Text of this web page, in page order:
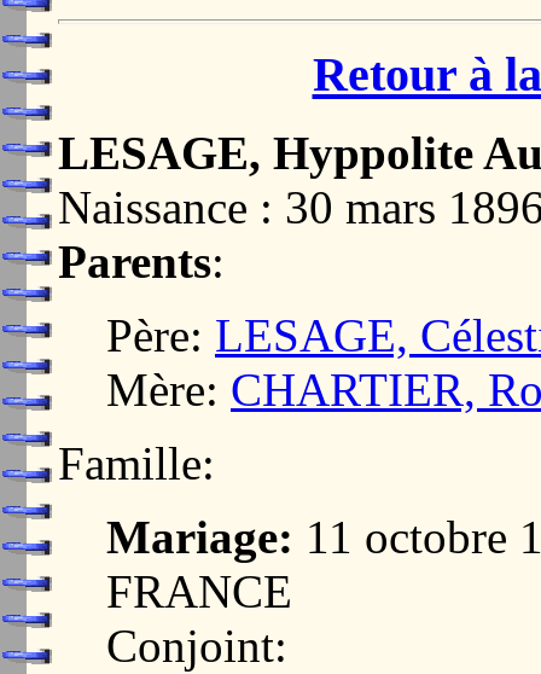
Retour à
LESAGE, Hyppolite
Naissance : 30 mars
Parents:
Père: LESAGE,
Mère: CHARTIER,
Famille:
Mariage: 11 octobre
FRANCE
Conjoint: